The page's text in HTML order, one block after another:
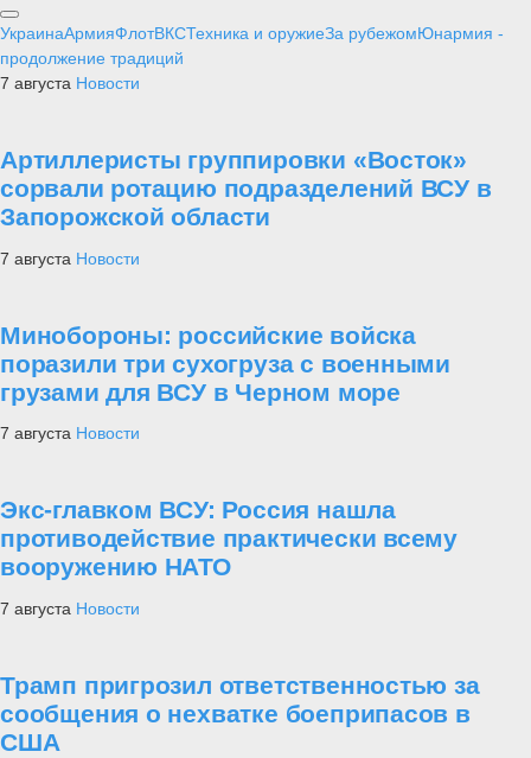
УкраинаАрмияФлотВКСТехника и оружиеЗа рубежомЮнармия -
продолжение традиций
7 августа Новости
Артиллеристы группировки «Восток»
сорвали ротацию подразделений ВСУ в
Запорожской области
7 августа Новости
Минобороны: российские войска
поразили три сухогруза с военными
грузами для ВСУ в Черном море
7 августа Новости
Экс-главком ВСУ: Россия нашла
противодействие практически всему
вооружению НАТО
7 августа Новости
Трамп пригрозил ответственностью за
сообщения о нехватке боеприпасов в
США